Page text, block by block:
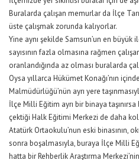
Buralarda çalışan memurlar da İlçe
üste çalışmak zorunda kalıyorlar.
Yine aynı şekilde Samsun’un en
sayısının fazla olmasına rağmen
oranlandığında az olması buralarda
Oysa yıllarca Hükümet Konağı’nın
Malmüdürlüğü’nün ayrı yere
İlçe Milli Eğitim ayrı bir binaya
çektiği Halk Eğitimi Merkezi de daha
Atatürk Ortaokulu’nun eski binasının,
sonra boşalmasıyla, buraya İlçe Milli
hatta bir Rehberlik Araştırma